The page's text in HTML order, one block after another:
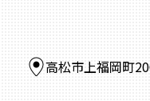
高松市上福岡町